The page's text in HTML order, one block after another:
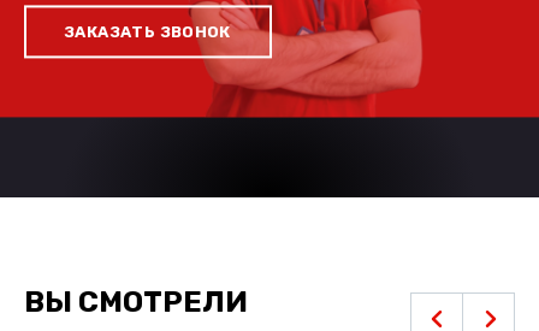
ЗАКАЗАТЬ ЗВОНОК
ВЫ СМОТРЕЛИ